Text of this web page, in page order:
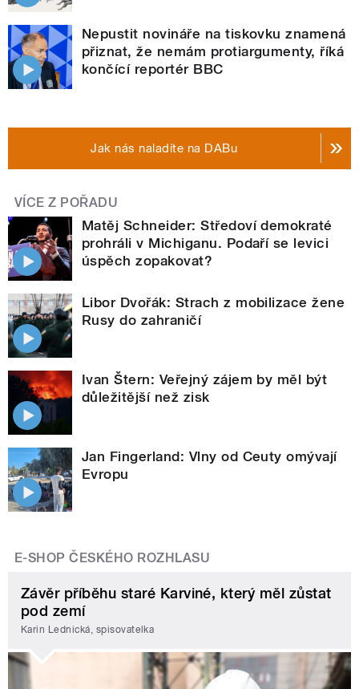
Nepustit novináře na tiskovku znamená
přiznat, že nemám protiargumenty, říká
končící reportér BBC
Jak nás naladíte na DABu
VÍCE Z POŘADU
Matěj Schneider: Středoví demokraté
prohráli v Michiganu. Podaří se levici
úspěch zopakovat?
Libor Dvořák: Strach z mobilizace žene
Rusy do zahraničí
Ivan Štern: Veřejný zájem by měl být
důležitější než zisk
Jan Fingerland: Vlny od Ceuty omývají
Evropu
E-SHOP ČESKÉHO ROZHLASU
Závěr příběhu staré Karviné, který měl zůstat
pod zemí
Karin Lednická, spisovatelka